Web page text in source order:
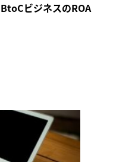
ビジネスのROA